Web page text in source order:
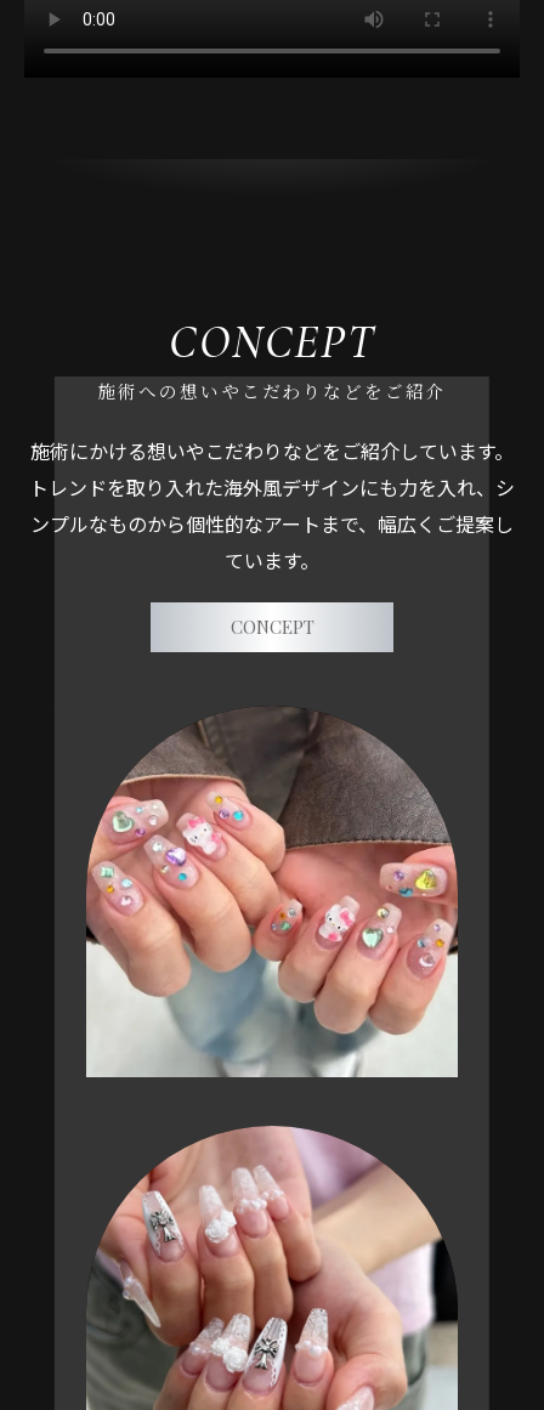
施術への想いやこだわりなどをご紹介
CONCEPT
施術にかける想いやこだわりなどをご紹介しています。
トレンドを取り入れた海外風デザインにも力を入れ、シ
ンプルなものから個性的なアートまで、幅広くご提案し
ています。
CONCEPT